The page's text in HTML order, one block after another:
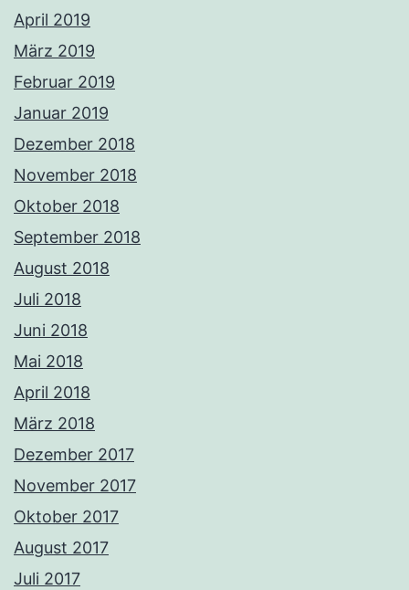
April 2019
März 2019
Februar 2019
Januar 2019
Dezember 2018
November 2018
Oktober 2018
September 2018
August 2018
Juli 2018
Juni 2018
Mai 2018
April 2018
März 2018
Dezember 2017
November 2017
Oktober 2017
August 2017
Juli 2017